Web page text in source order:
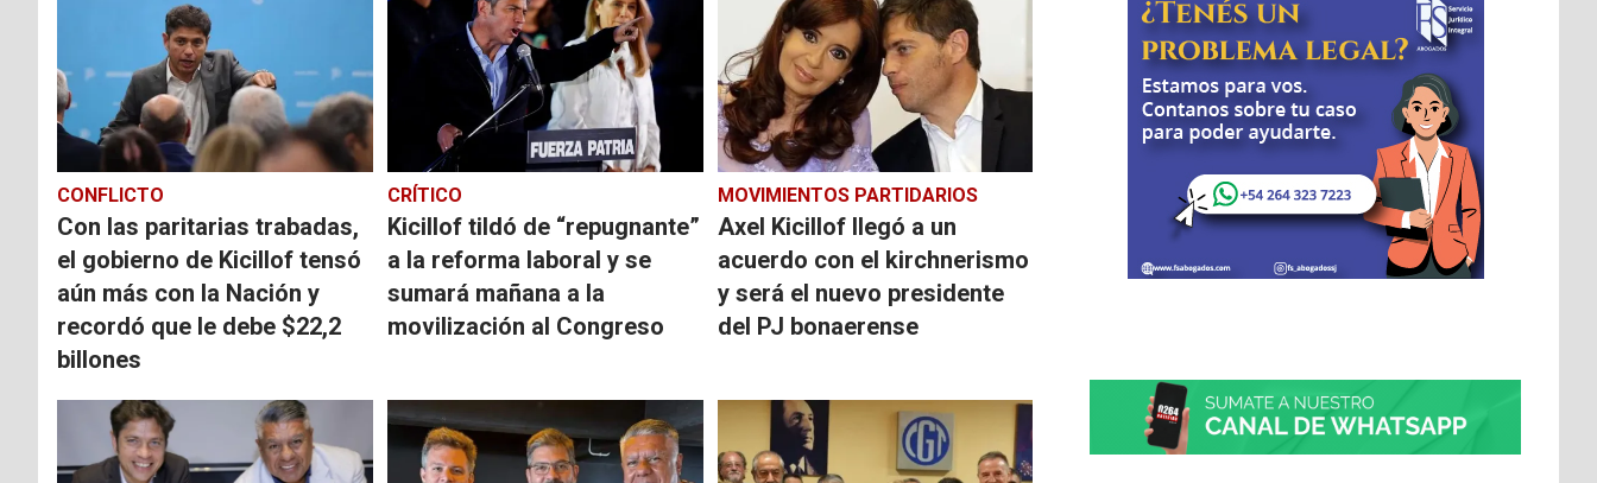
CONFLICTO
Con las paritarias trabadas,
el gobierno de Kicillof tensó
aún más con la Nación y
recordó que le debe $22,2
billones
CRÍTICO
Kicillof tildó de “repugnante”
a la reforma laboral y se
sumará mañana a la
movilización al Congreso
MOVIMIENTOS PARTIDARIOS
Axel Kicillof llegó a un
acuerdo con el kirchnerismo
y será el nuevo presidente
del PJ bonaerense